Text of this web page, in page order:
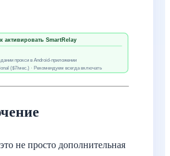
активировать SmartRelay
прокси в Android-приложении
($7/мес.) · Рекомендуем всегда включать
не просто дополнительная